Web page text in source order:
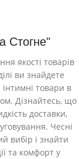
Стогне"
якості товарів
ви знайдете
інтимні товари в
Дізнайтесь, що
доставки,
Чесні
вибір і знайти
та комфорт у